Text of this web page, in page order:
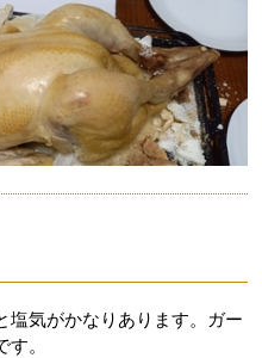
塩気がかなりあります。ガー
。